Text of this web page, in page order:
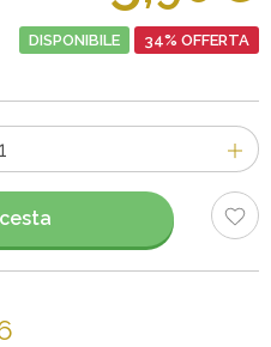
DISPONIBILE 34% OFFERTA